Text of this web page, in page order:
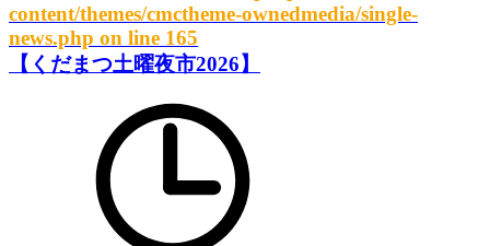
content/themes/cmctheme-ownedmedia/single-
news.php on line 165
【くだまつ土曜夜市2026】